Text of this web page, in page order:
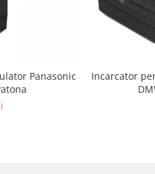
Panasonic
Incarcator